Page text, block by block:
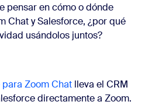
pensar en cómo o dónde
Chat y Salesforce, ¿por qué
usándolos juntos?
Zoom Chat lleva el CRM
directamente a Zoom.